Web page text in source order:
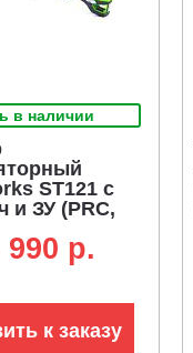
в наличии
ST121 с
и ЗУ (PRC,
рукоятка,
990 p.
к заказу